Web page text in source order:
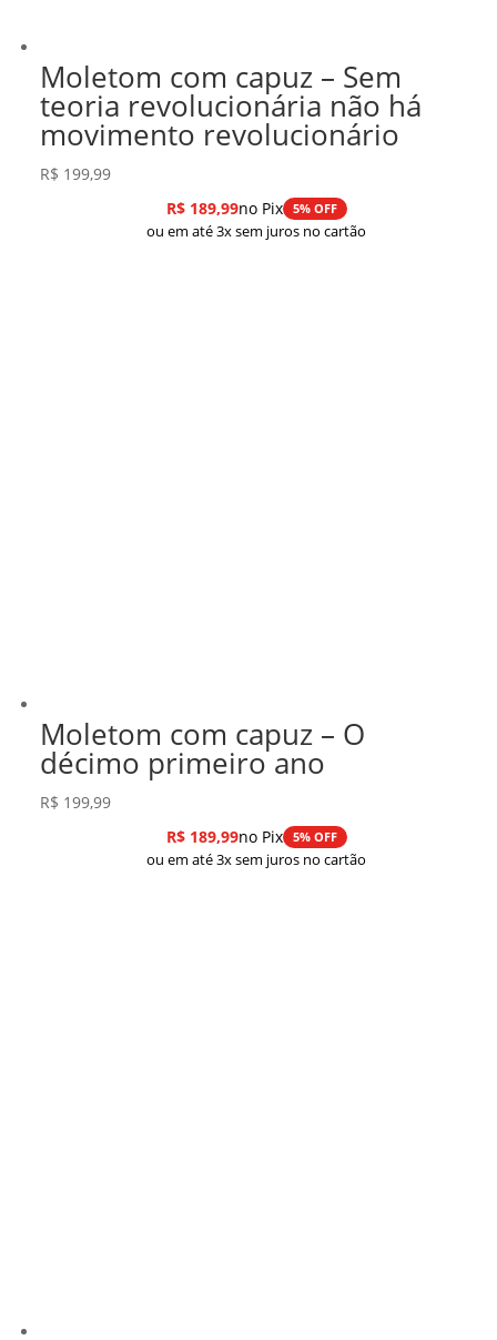
Moletom com capuz – Sem
teoria revolucionária não há
movimento revolucionário
R$ 199,99
R$189,99no Pix 5% OFF
ou em até 3x sem juros no cartão
Moletom com capuz – O
décimo primeiro ano
R$ 199,99
R$189,99no Pix 5% OFF
ou em até 3x sem juros no cartão